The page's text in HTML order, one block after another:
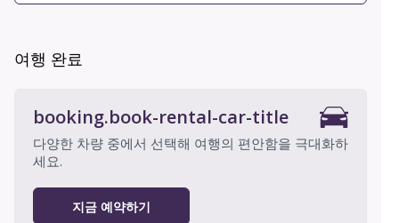
여행 완료
booking.book-rental-car-title
다양한 차량 중에서 선택해 여행의 편안함을 극대화하
세요.
지금 예약하기